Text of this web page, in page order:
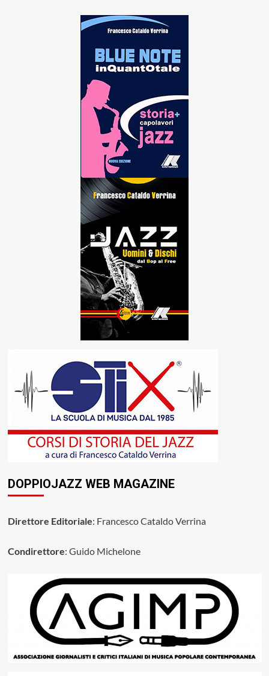
DOPPIOJAZZ WEB MAGAZINE
Direttore Editoriale: Francesco Cataldo Verrina
Condirettore: Guido Michelone